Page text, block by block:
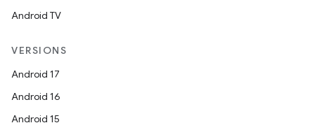
Android TV
VERSIONS
Android 17
Android 16
Android 15